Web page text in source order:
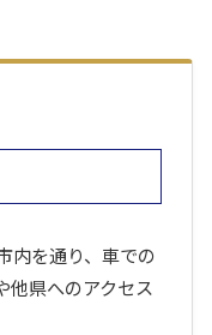
内を通り、車での
他県へのアクセス